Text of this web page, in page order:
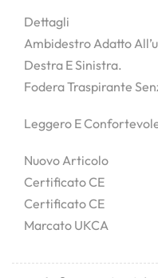
Dettagli
Ambidestro Adatto
Destra E Sinistra.
Fodera Traspirante
Leggero E
Nuovo Articolo
Certificato CE
Certificato CE
Marcato UKCA